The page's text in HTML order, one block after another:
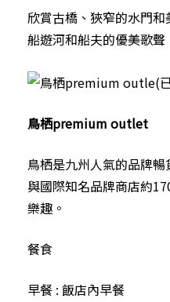
欣賞古橋、狹窄的水門
船遊河和船夫的優美歌聲
鳥栖premium outlet
鳥栖是九州人氣的品牌
與國際知名品牌商店約
樂趣。
餐食
早餐 : 飯店內早餐